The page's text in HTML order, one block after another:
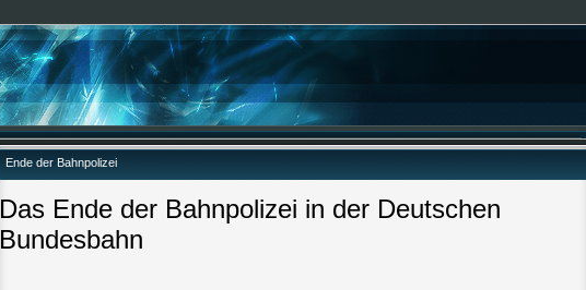
Ende der Bahnpolizei
Das Ende der Bahnpolizei in der Deutschen
Bundesbahn